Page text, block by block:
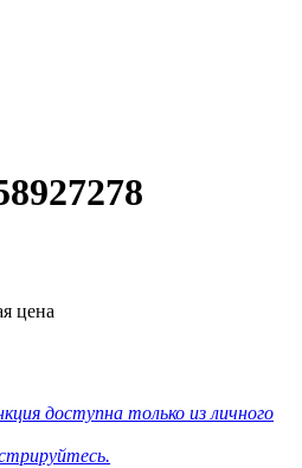
цена
доступна только из личного